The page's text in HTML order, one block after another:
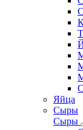
Яйца
Сыры
Сыры